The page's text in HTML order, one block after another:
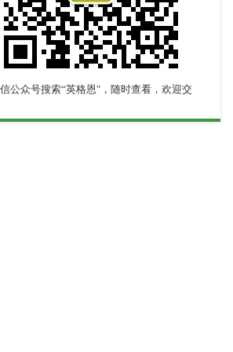
公众号搜索“英格恩"，随时查看，欢迎交